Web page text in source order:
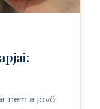
nem a jövő